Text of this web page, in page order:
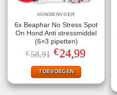
HONDENVOER
6x Beaphar No Stress Spot
On Hond Anti stressmiddel
(6×3 pipetten)
€58,91 Oorspronkelijke
prijs
was:
€58,91.
€24,99Huidige
prijs
TOEVOEGEN